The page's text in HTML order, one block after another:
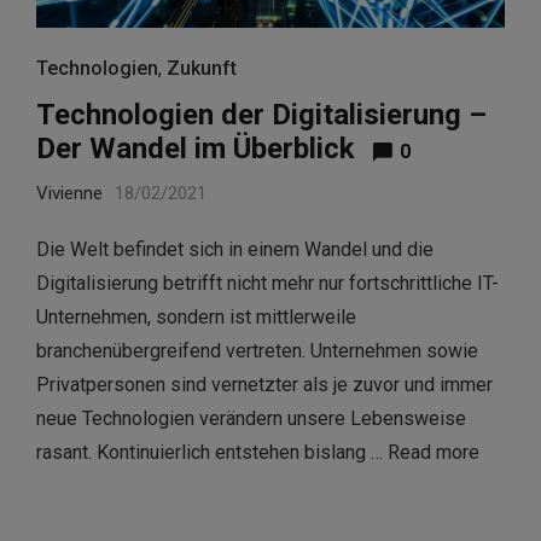
Technologien, Zukunft
Technologien der Digitalisierung –
Der Wandel im Überblick
0
Vivienne 18/02/2021
Die Welt befindet sich in einem Wandel und die
Digitalisierung betrifft nicht mehr nur fortschrittliche IT-
Unternehmen, sondern ist mittlerweile
branchenübergreifend vertreten. Unternehmen sowie
Privatpersonen sind vernetzter als je zuvor und immer
neue Technologien verändern unsere Lebensweise
rasant. Kontinuierlich entstehen bislang … Read more